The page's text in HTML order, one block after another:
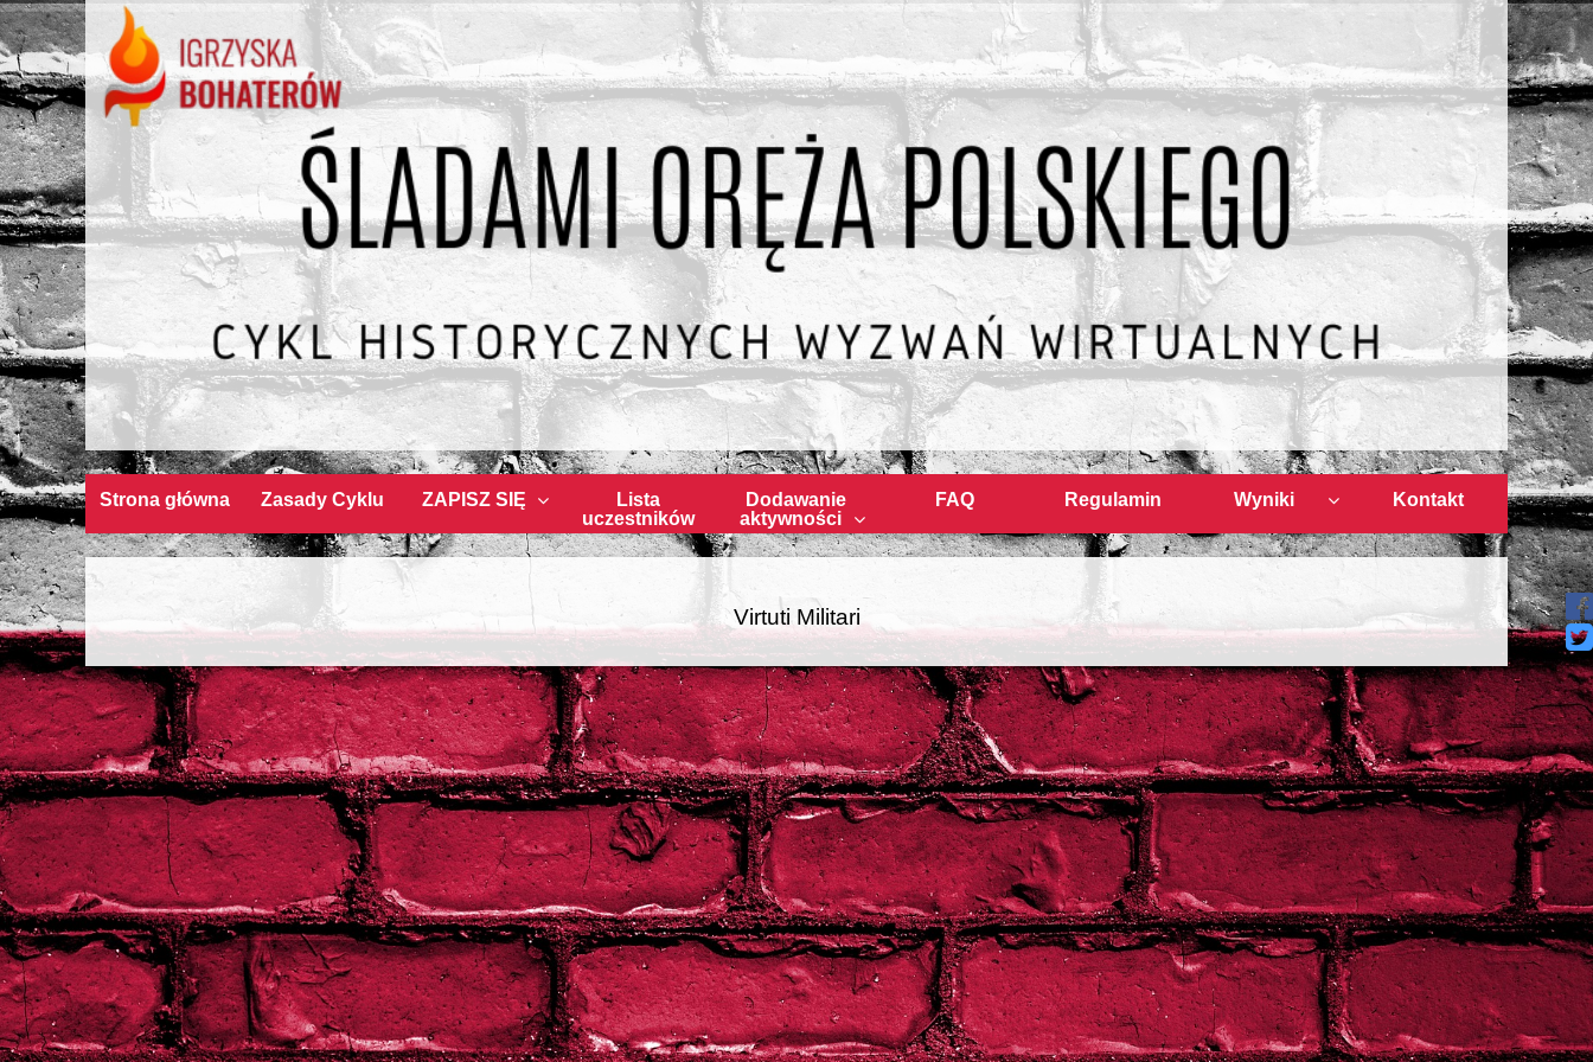
Strona główna Zasady Cyklu ZAPISZ SIĘ
Lista
uczestników
Dodawanie
aktywności
FAQ Regulamin Wyniki Kontakt
Virtuti Militari